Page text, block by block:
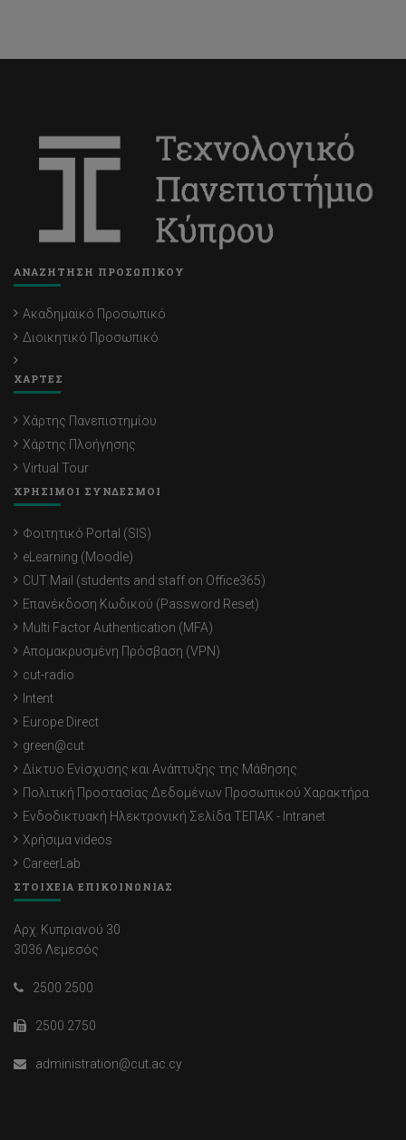
ΑΝΑΖΗΤΗΣΗ ΠΡΟΣΩΠΙΚΟΥ
Ακαδημαϊκό Προσωπικό
Διοικητικό Προσωπικό
ΧΑΡΤΕΣ
Χάρτης Πανεπιστημίου
Χάρτης Πλοήγησης
Virtual Tour
ΧΡΗΣΙΜΟΙ ΣΥΝΔΕΣΜΟΙ
Φοιτητικό Portal (SIS)
eLearning (Moodle)
CUT Mail (students and staff on Office365)
Επανέκδοση Κωδικού (Password Reset)
Multi Factor Authentication (MFA)
Απομακρυσμένη Πρόσβαση (VPN)
cut-radio
Intent
Europe Direct
green@cut
Δίκτυο Ενίσχυσης και Ανάπτυξης της Μάθησης
Πολιτική Προστασίας Δεδομένων Προσωπικού Χαρακτήρα
Ενδοδικτυακή Ηλεκτρονική Σελίδα ΤΕΠΑΚ - Intranet
Χρήσιμα videos
CareerLab
ΣΤΟΙΧΕΙΑ ΕΠΙΚΟΙΝΩΝΙΑΣ
Αρχ. Κυπριανού 30
3036 Λεμεσός
2500 2500
2500 2750
administration@cut.ac.cy